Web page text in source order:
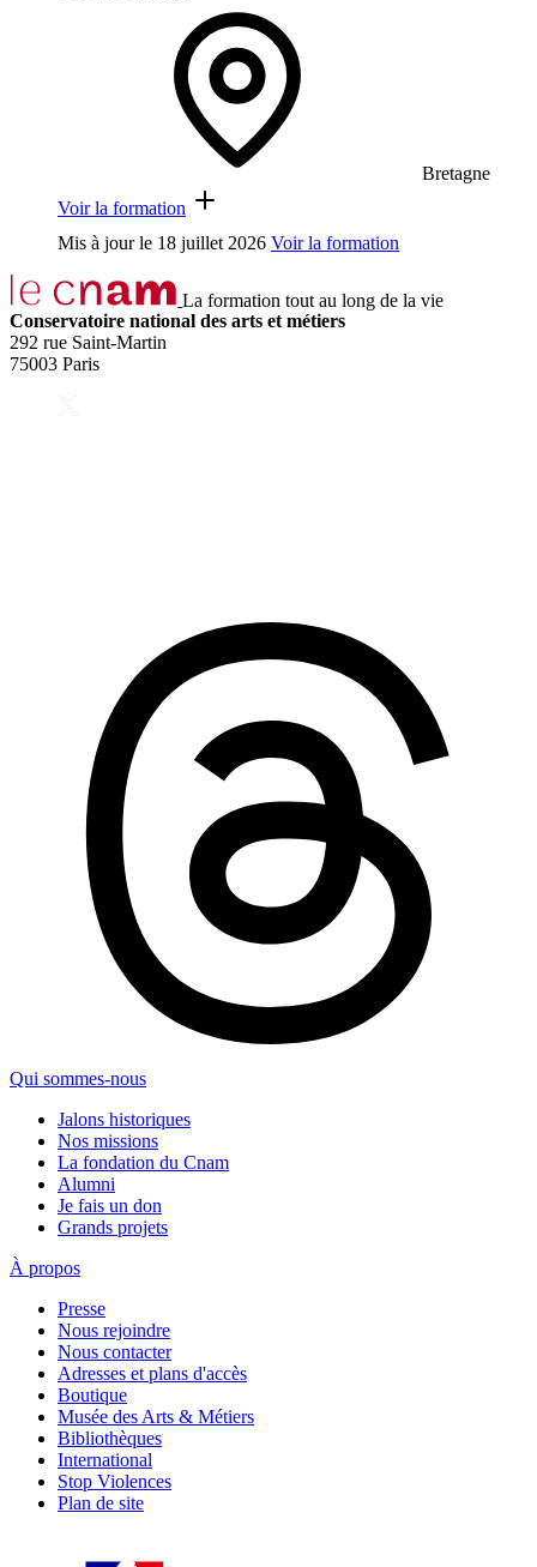
Bretagne
Voir la formation
Mis à jour le 18 juillet 2026 Voir la formation
La formation tout au long de la vie
Conservatoire national des arts et métiers
292 rue Saint-Martin
75003 Paris
Qui sommes-nous
Jalons historiques
Nos missions
La fondation du Cnam
Alumni
Je fais un don
Grands projets
À propos
Presse
Nous rejoindre
Nous contacter
Adresses et plans d'accès
Boutique
Musée des Arts & Métiers
Bibliothèques
International
Stop Violences
Plan de site